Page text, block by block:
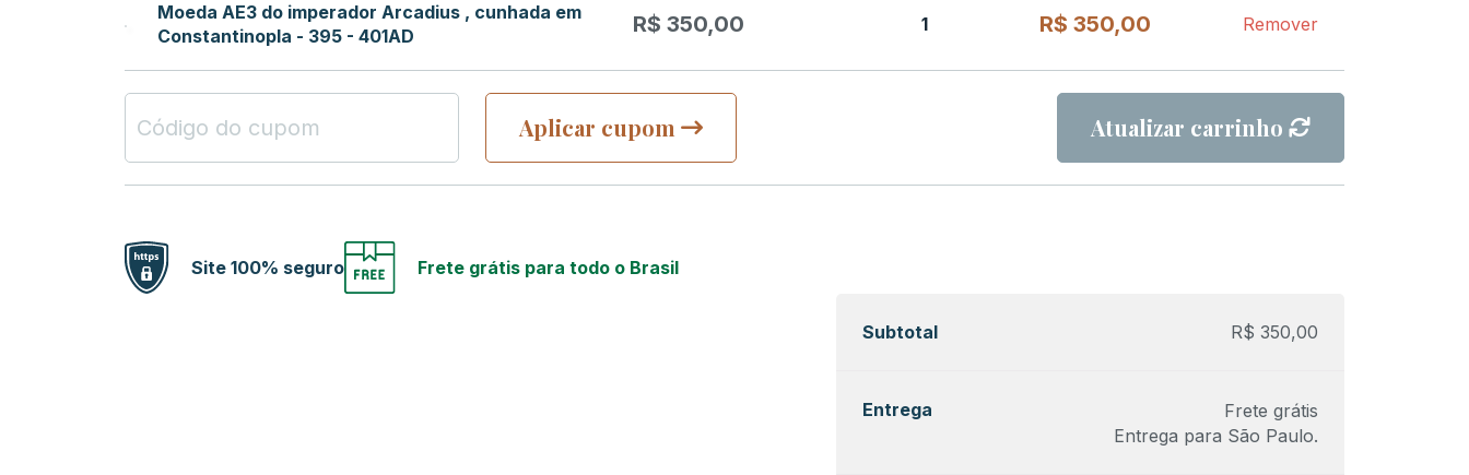
Moeda AE3 do imperador Arcadius , cunhada em
Constantinopla - 395 - 401AD
R$ 350,00 1 R$ 350,00 Remover
Aplicar cupom Atualizar carrinho
Site 100% seguro Frete grátis para todo o Brasil
Subtotal R$ 350,00
Entrega
Frete grátis
Entrega para São Paulo.